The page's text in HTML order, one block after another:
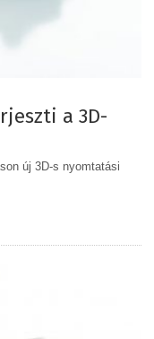
a 3D-
új 3D-s nyomtatási